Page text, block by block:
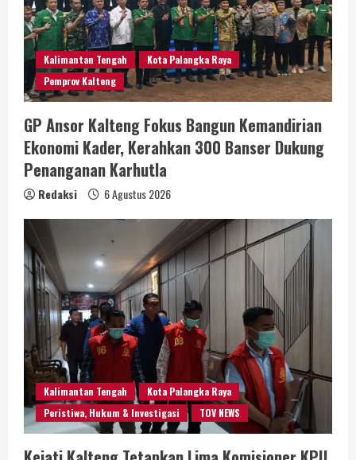
Kalimantan Tengah
Kota Palangka Raya
Pemprov Kalteng
GP Ansor Kalteng Fokus Bangun Kemandirian
Ekonomi Kader, Kerahkan 300 Banser Dukung
Penanganan Karhutla
Redaksi 6 Agustus 2026
Kalimantan Tengah
Kota Palangka Raya
Peristiwa, Hukum & Investigasi
TOV NEWS